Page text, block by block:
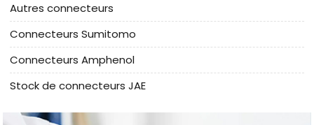
Autres connecteurs
Connecteurs Sumitomo
Connecteurs Amphenol
Stock de connecteurs JAE